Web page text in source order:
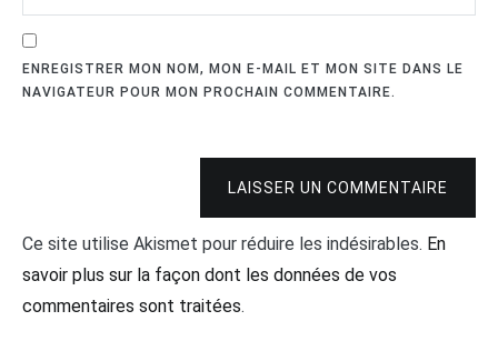
ENREGISTRER MON NOM, MON E-MAIL ET MON SITE DANS LE
NAVIGATEUR POUR MON PROCHAIN COMMENTAIRE.
LAISSER UN COMMENTAIRE
Ce site utilise Akismet pour réduire les indésirables. En
savoir plus sur la façon dont les données de vos
commentaires sont traitées.